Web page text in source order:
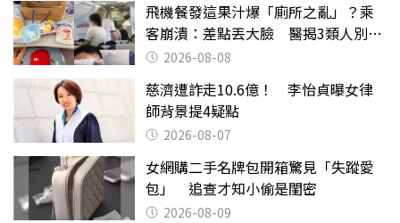
飛機餐發這果汁爆「廁所之亂」？乘
客崩潰：差點丟大臉 醫揭3類人別亂
喝 2026-08-08
慈濟遭詐走10.6億！ 李怡貞曝女律
師背景提4疑點
2026-08-07
女網購二手名牌包開箱驚見「失蹤愛
包」 追查才知小偷是閨密
2026-08-09